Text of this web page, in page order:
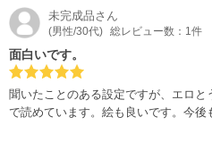
未完成品さん
(男性/30代) 総レビュー数：1件
面白いです。
聞いたことのある設定ですが、エロと
で読めています。絵も良いです。今後